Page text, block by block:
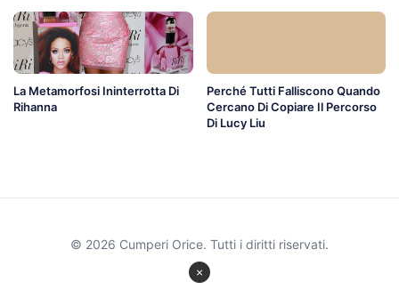
La Metamorfosi Ininterrotta Di
Rihanna
Perché Tutti Falliscono Quando
Cercano Di Copiare Il Percorso
Di Lucy Liu
×
© 2026 Cumperi Orice. Tutti i diritti riservati.